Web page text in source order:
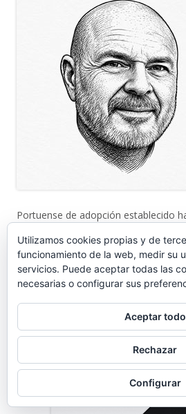
Portuense de adopción establecido
empresariales relacionados con las
CISO, experto en comunicación,
Redes.
comercial@gentedelpuerto.com
Utilizamos cookies propias y de
funcionamiento de la web, medir su
servicios. Puede aceptar todas las
necesarias o configurar sus
Aceptar todo
Rechazar
Configurar